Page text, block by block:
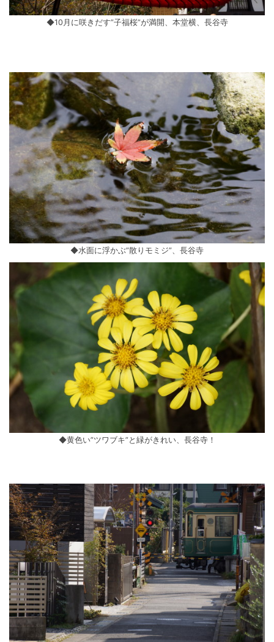
◆10月に咲きだす”子福桜”が満開、本堂横、長谷寺
◆水面に浮かぶ”散りモミジ”、長谷寺
◆黄色い”ツワブキ”と緑がきれい、長谷寺！